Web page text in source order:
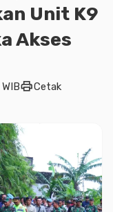
Unit K9
Akses
printCetak